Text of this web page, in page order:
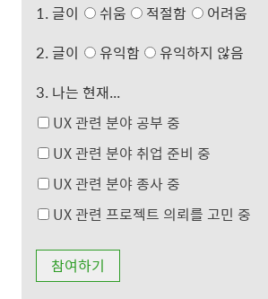
1. 글이 쉬움 적절함
어려움
2. 글이
유익함
유익하지 않음
3. 나는 현재...
UX 관련 분야 공부 중
UX 관련 분야 취업 준비 중
UX 관련 분야 종사 중
UX 관련 프로젝트 의뢰를 고민 중